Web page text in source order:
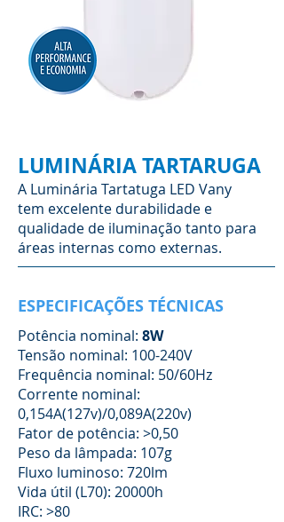
LUMINÁRIA TARTARUGA
A Luminária Tartatuga LED Vany
tem excelente durabilidade e
qualidade de iluminação tanto para
áreas internas como externas.
ESPECIFICAÇÕES TÉCNICAS
Potência nominal: 8W
Tensão nominal: 100-240V
Frequência nominal: 50/60Hz
Corrente nominal:
0,154A(127v)/0,089A(220v)
Fator de potência: >0,50
Peso da lâmpada: 107g
Fluxo luminoso: 720lm
Vida útil (L70): 20000h
IRC: >80